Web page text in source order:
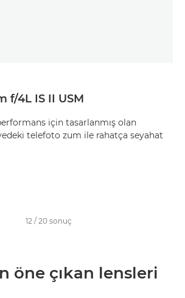
f/4L IS II USM
için tasarlanmış olan
telefoto zum ile rahatça seyahat
12 / 20 sonuç
öne çıkan lensleri